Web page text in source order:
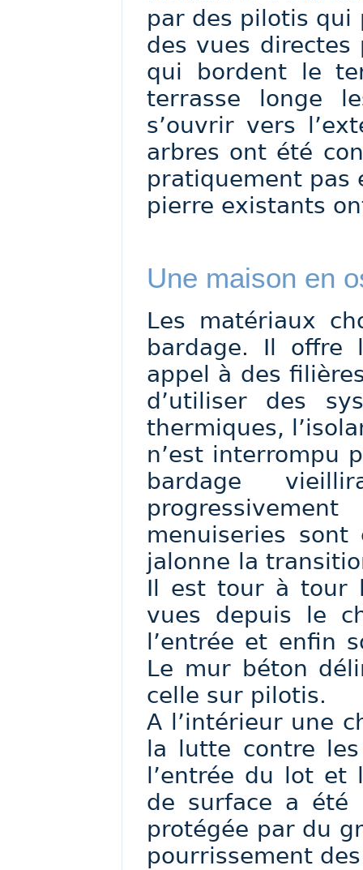
par des pilotis qui
des vues directes
qui bordent le
terrasse longe
s’ouvrir vers
arbres ont été
pratiquement pas
pierre existants
Une maison en
Les matériaux
bardage. Il offre
appel à des
d’utiliser des
thermiques,
n’est interrompu
bardage
menuiseries
jalonne la
Il est tour à tour
vues depuis le
l’entrée et enfin
Le mur béton
celle sur pilotis.
A l’intérieur une
la lutte contre
l’entrée du lot et
de surface a été
protégée par du
pourrissement